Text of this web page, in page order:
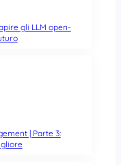
gli LLM open-
| Parte 3: